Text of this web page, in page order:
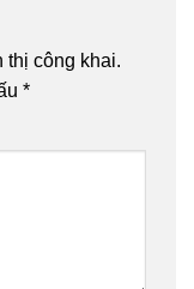
thị công khai.
*